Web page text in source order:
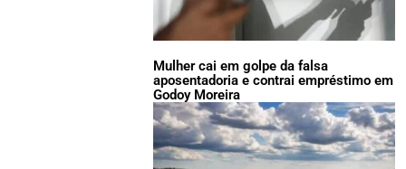
Mulher cai em golpe da falsa
aposentadoria e contrai empréstimo em
Godoy Moreira